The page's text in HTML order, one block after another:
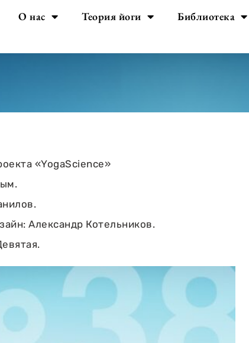
О нас Теория йоги Библиотека
«YogaScience»
Александр Котельников.